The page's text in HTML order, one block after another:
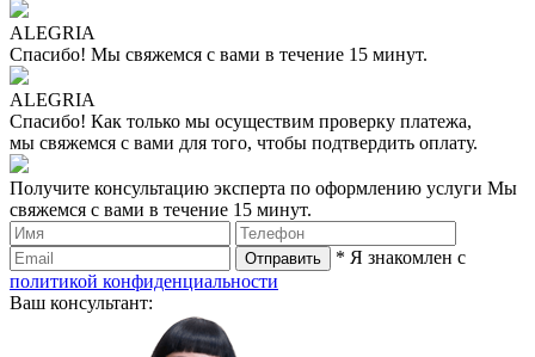
ALEGRIA
Спасибо! Мы свяжемся с вами в течение 15 минут.
ALEGRIA
Спасибо! Как только мы осуществим проверку платежа,
мы свяжемся с вами для того, чтобы подтвердить оплату.
Получите консультацию эксперта по оформлению услуги Мы
свяжемся с вами в течение 15 минут.
* Я знакомлен с
политикой конфиденциальности
Ваш консультант: